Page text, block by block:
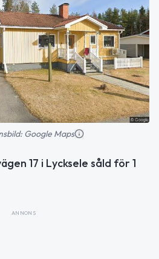
Google Maps
17 i Lycksele såld för 1
ANNONS